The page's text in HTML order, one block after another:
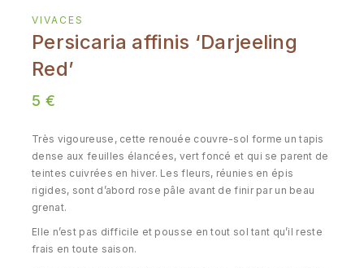
VIVACES
Persicaria affinis ‘Darjeeling
Red’
5 €
Très vigoureuse, cette renouée couvre-sol forme un tapis
dense aux feuilles élancées, vert foncé et qui se parent de
teintes cuivrées en hiver. Les fleurs, réunies en épis
rigides, sont d’abord rose pâle avant de finir par un beau
grenat.
Elle n’est pas difficile et pousse en tout sol tant qu’il reste
frais en toute saison.